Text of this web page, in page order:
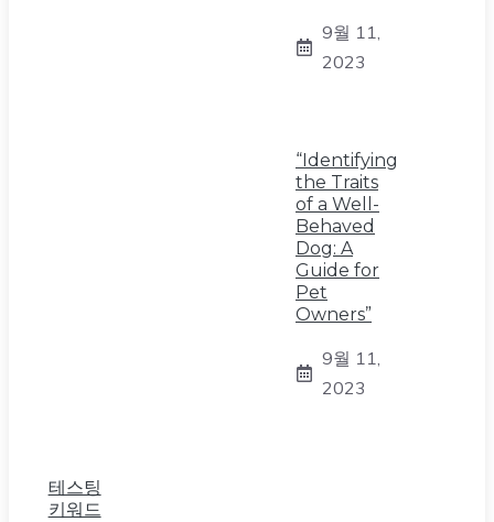
9월 11,
2023
“Identifying
the Traits
of a Well-
Behaved
Dog: A
Guide for
Pet
Owners”
9월 11,
2023
테스팅
키워드